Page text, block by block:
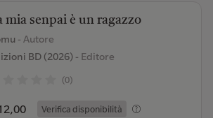
mia senpai è un ragazzo
- Autore
BD (2026)- Editore
(0)
Verifica disponibilità